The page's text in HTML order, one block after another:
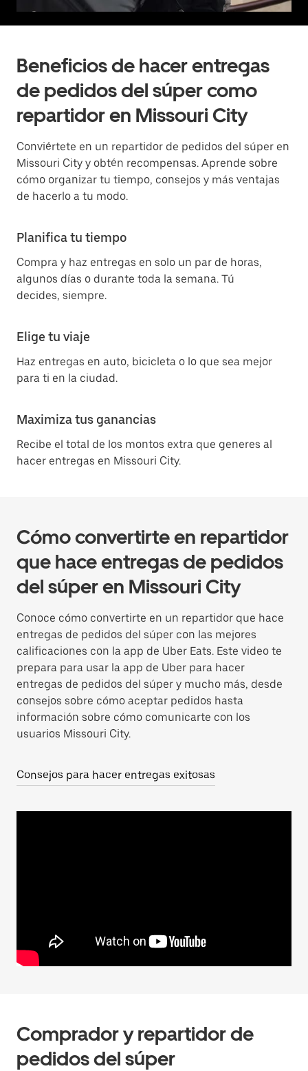
Beneficios de hacer entregas
de pedidos del súper como
repartidor en Missouri City
Conviértete en un repartidor de pedidos del súper en
Missouri City y obtén recompensas. Aprende sobre
cómo organizar tu tiempo, consejos y más ventajas
de hacerlo a tu modo.
Planifica tu tiempo
Compra y haz entregas en solo un par de horas,
algunos días o durante toda la semana. Tú
decides, siempre.
Elige tu viaje
Haz entregas en auto, bicicleta o lo que sea mejor
para ti en la ciudad.
Maximiza tus ganancias
Recibe el total de los montos extra que generes al
hacer entregas en Missouri City.
Cómo convertirte en repartidor
que hace entregas de pedidos
del súper en Missouri City
Conoce cómo convertirte en un repartidor que hace
entregas de pedidos del súper con las mejores
calificaciones con la app de Uber Eats. Este video te
prepara para usar la app de Uber para hacer
entregas de pedidos del súper y mucho más, desde
consejos sobre cómo aceptar pedidos hasta
información sobre cómo comunicarte con los
usuarios Missouri City.
Consejos para hacer entregas exitosas
Comprador y repartidor de
pedidos del súper